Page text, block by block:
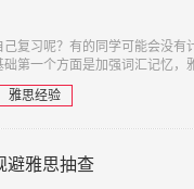
复习呢？有的同学可能会没
第一个方面是加强词汇记忆，
雅思经验
避雅思抽查